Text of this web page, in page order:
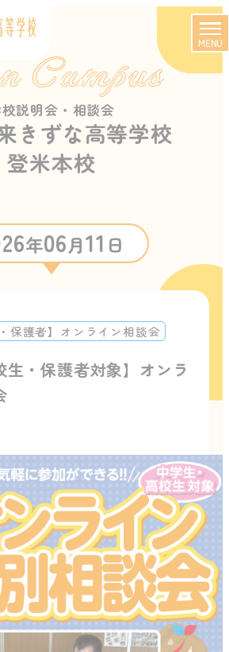
MENU
Campus
説明会・相談会
きずな高等学校
登米本校
年06月11 日
生・保護者対象】オンラ
保護者】オンライン相談会